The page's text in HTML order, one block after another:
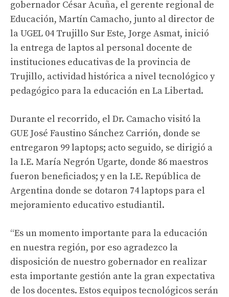
gobernador César Acuña, el gerente regional de
Educación, Martín Camacho, junto al director de
la UGEL 04 Trujillo Sur Este, Jorge Asmat, inició
la entrega de laptos al personal docente de
instituciones educativas de la provincia de
Trujillo, actividad histórica a nivel tecnológico y
pedagógico para la educación en La Libertad.
Durante el recorrido, el Dr. Camacho visitó la
GUE José Faustino Sánchez Carrión, donde se
entregaron 99 laptops; acto seguido, se dirigió a
la I.E. María Negrón Ugarte, donde 86 maestros
fueron beneficiados; y en la I.E. República de
Argentina donde se dotaron 74 laptops para el
mejoramiento educativo estudiantil.
“Es un momento importante para la educación
en nuestra región, por eso agradezco la
disposición de nuestro gobernador en realizar
esta importante gestión ante la gran expectativa
de los docentes. Estos equipos tecnológicos serán